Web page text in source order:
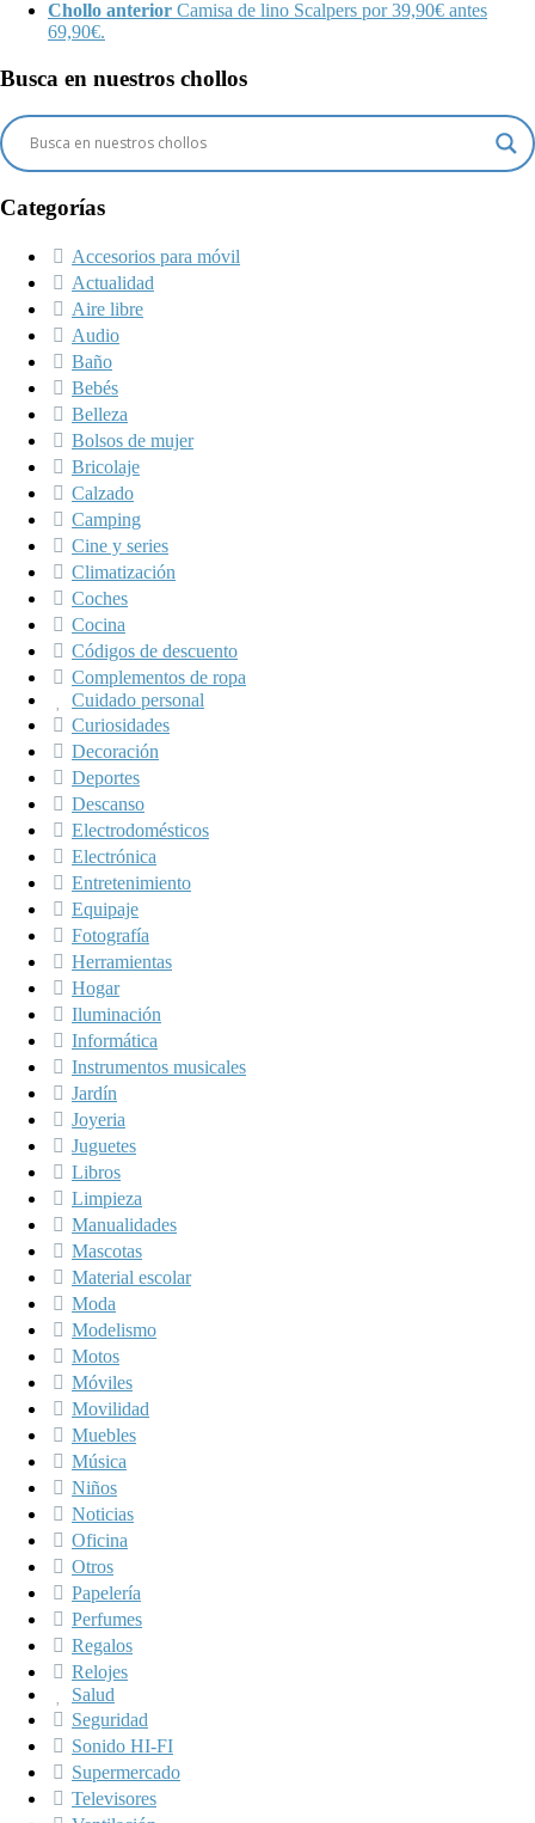
Chollo anterior Camisa de lino Scalpers por 39,90€ antes
69,90€.
Busca en nuestros chollos
Categorías
Accesorios para móvil
Actualidad
Aire libre
Audio
Baño
Bebés
Belleza
Bolsos de mujer
Bricolaje
Calzado
Camping
Cine y series
Climatización
Coches
Cocina
Códigos de descuento
Complementos de ropa
Cuidado personal
Curiosidades
Decoración
Deportes
Descanso
Electrodomésticos
Electrónica
Entretenimiento
Equipaje
Fotografía
Herramientas
Hogar
Iluminación
Informática
Instrumentos musicales
Jardín
Joyeria
Juguetes
Libros
Limpieza
Manualidades
Mascotas
Material escolar
Moda
Modelismo
Motos
Móviles
Movilidad
Muebles
Música
Niños
Noticias
Oficina
Otros
Papelería
Perfumes
Regalos
Relojes
Salud
Seguridad
Sonido HI-FI
Supermercado
Televisores